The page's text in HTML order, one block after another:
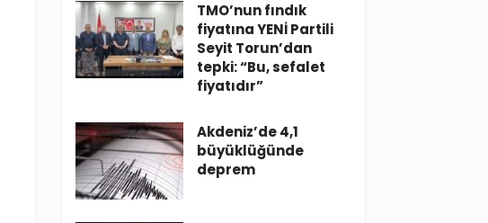
TMO’nun fındık
fiyatına YENİ Partili
Seyit Torun’dan
tepki: “Bu, sefalet
fiyatıdır”
Akdeniz’de 4,1
büyüklüğünde
deprem